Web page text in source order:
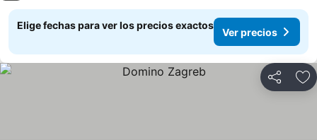
Elige fechas para ver los precios exactos
Ver precios
Compartir